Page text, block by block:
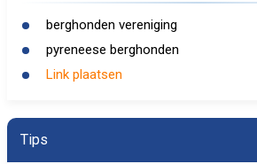
berghonden vereniging
pyreneese berghonden
Link plaatsen
Tips